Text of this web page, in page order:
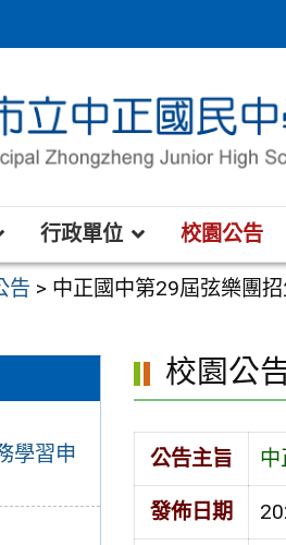
行政單位 校園公告
告 > 中正國中第29屆弦樂團
學習申
校園公
公告主旨
發佈日期